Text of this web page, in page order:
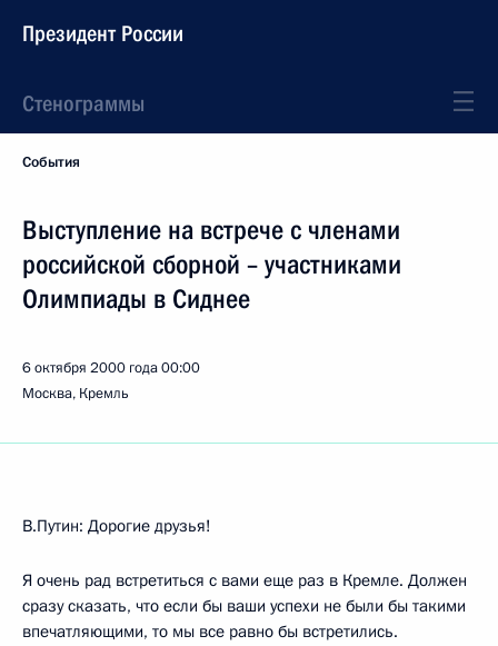
Президент России
Стенограммы
События
Выступление на встрече с членами
российской сборной – участниками
Олимпиады в Сиднее
6 октября 2000 года00:00
Москва, Кремль
В.Путин: Дорогие друзья!
Я очень рад встретиться с вами еще раз в Кремле. Должен
сразу сказать, что если бы ваши успехи не были бы такими
впечатляющими, то мы все равно бы встретились.